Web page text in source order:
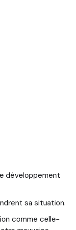
développement
sa situation.
comme celle-